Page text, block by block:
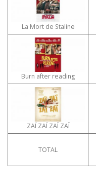
La Mort de Staline
Burn after reading
ZAÏ ZAÏ ZAÏ ZAÏ
TOTAL